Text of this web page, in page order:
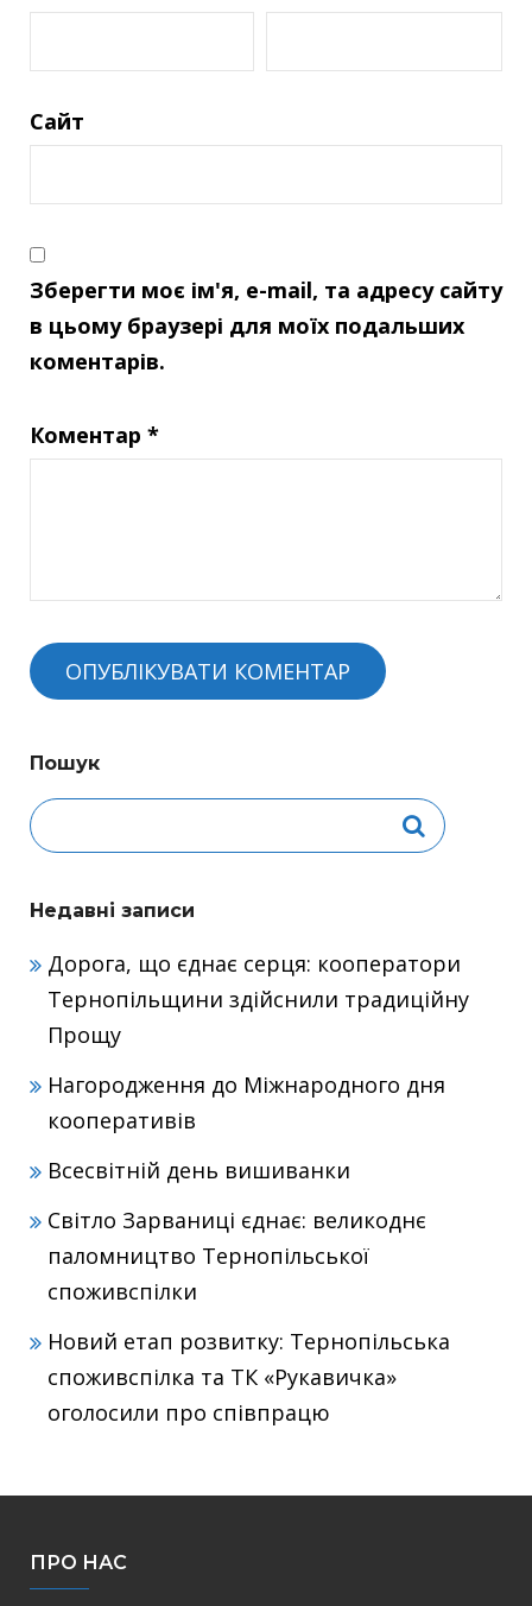
Сайт
Зберегти моє ім'я, e-mail, та адресу сайту
в цьому браузері для моїх подальших
коментарів.
Коментар *
Пошук
Недавні записи
Дорога, що єднає серця: кооператори
Тернопільщини здійснили традиційну
Прощу
Нагородження до Міжнародного дня
кооперативів
Всесвітній день вишиванки
Світло Зарваниці єднає: великоднє
паломництво Тернопільської
споживспілки
Новий етап розвитку: Тернопільська
споживспілка та ТК «Рукавичка»
оголосили про співпрацю
ПРО НАС